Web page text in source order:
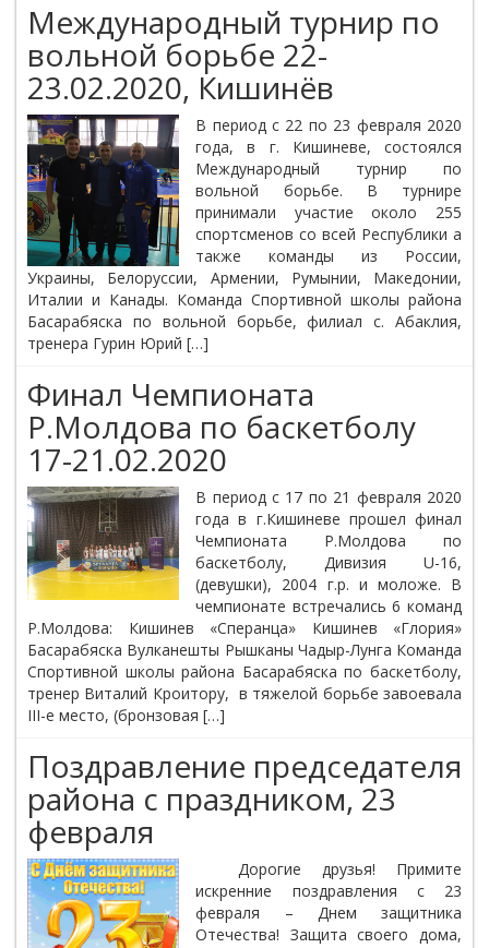
Международный турнир по
вольной борьбе 22-
23.02.2020, Кишинёв
В период с 22 по 23 февраля 2020
года, в г. Кишиневе, состоялся
Международный турнир по
вольной борьбе. В турнире
принимали участие около 255
спортсменов со всей Республики а
также команды из России,
Украины, Белоруссии, Армении, Румынии, Македонии,
Италии и Канады. Команда Спортивной школы района
Басарабяска по вольной борьбе, филиал с. Абаклия,
тренера Гурин Юрий […]
Финал Чемпионата
Р.Молдова по баскетболу
17-21.02.2020
В период с 17 по 21 февраля 2020
года в г.Кишиневе прошел финал
Чемпионата Р.Молдова по
баскетболу, Дивизия U-16,
(девушки), 2004 г.р. и моложе. В
чемпионате встречались 6 команд
Р.Молдова: Кишинев «Сперанца» Кишинев «Глория»
Басарабяска Вулканешты Рышканы Чадыр-Лунга Команда
Спортивной школы района Басарабяска по баскетболу,
тренер Виталий Кроитору, в тяжелой борьбе завоевала
III-е место, (бронзовая […]
Поздравление председателя
района с праздником, 23
февраля
Дорогие друзья! Примите
искренние поздравления с 23
февраля – Днем защитника
Отечества! Защита своего дома,